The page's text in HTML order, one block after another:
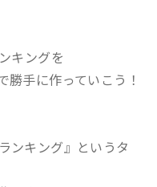
キングを
勝手に作っていこう！
ンキング』というタ